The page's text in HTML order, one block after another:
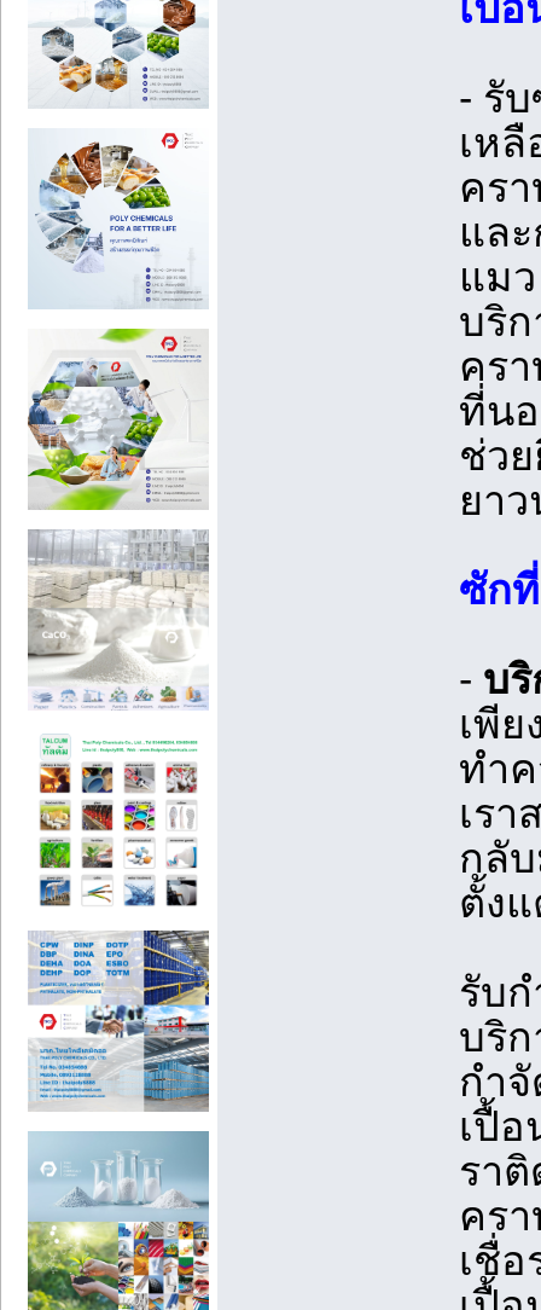
- รั
เห
คร
แล
แม
บริ
คร
ที่น
ช่ว
ยา
ซัก
- บ
เพี
ทำ
เร
กลั
ตั้ง
รับ
บริ
กำ
เปื้
รา
คร
เชื่